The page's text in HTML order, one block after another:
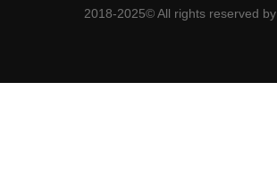
2018-2025© All rights reserved by